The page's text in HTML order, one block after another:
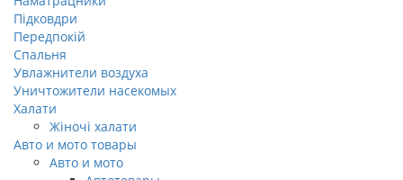
Пiдковдри
Передпокій
Спальня
Увлажнители воздуха
Уничтожители насекомых
Халати
Жіночі халати
Авто и мото товары
Авто и мото